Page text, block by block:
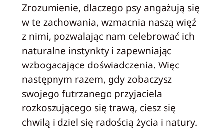
Zrozumienie, dlaczego psy angażują się
w te zachowania, wzmacnia naszą więź
z nimi, pozwalając nam celebrować ich
naturalne instynkty i zapewniając
wzbogacające doświadczenia. Więc
następnym razem, gdy zobaczysz
swojego futrzanego przyjaciela
rozkoszującego się trawą, ciesz się
chwilą i dziel się radością życia i natury.